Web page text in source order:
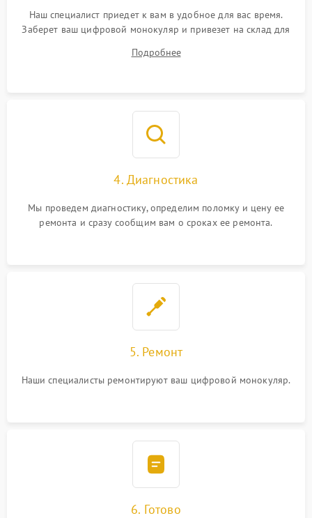
Наш специалист приедет к вам в удобное для вас время.
Заберет ваш цифровой монокуляр и привезет на склад для
Подробнее
4. Диагностика
Мы проведем диагностику, определим поломку и цену ее
ремонта и сразу сообщим вам о сроках ее ремонта.
5. Ремонт
Наши специалисты ремонтируют ваш цифровой монокуляр.
6. Готово